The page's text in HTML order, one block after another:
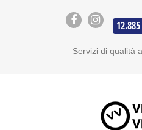
12.885
Servizi di qualità